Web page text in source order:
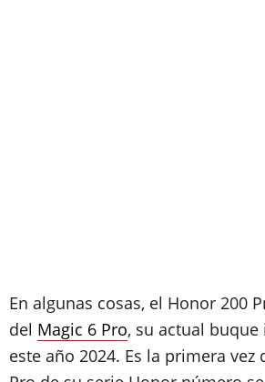
En algunas cosas, el Honor 200
del Magic 6 Pro, su actual
este año 2024. Es la primera